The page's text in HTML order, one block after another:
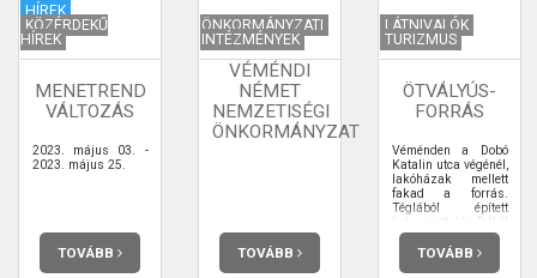
HÍREK
KÖZÉRDEKŰ
HÍREK
MENETREND
VÁLTOZÁS
2023. május 03. -
2023. május 25.
TOVÁBB
ÖNKORMÁNYZATI
INTÉZMÉNYEK
VÉMÉNDI
NÉMET
NEMZETISÉGI
ÖNKORMÁNYZAT
TOVÁBB
LÁTNIVALÓK
TURIZMUS
ÖTVÁLYÚS-
FORRÁS
Véménden a Dobó
Katalin utca végénél,
lakóházak mellett
fakad a forrás.
Téglából épített
betonozott támfalból
kiálló vascsőből
folyik a forrás vize
egy kővályúba.
TOVÁBB